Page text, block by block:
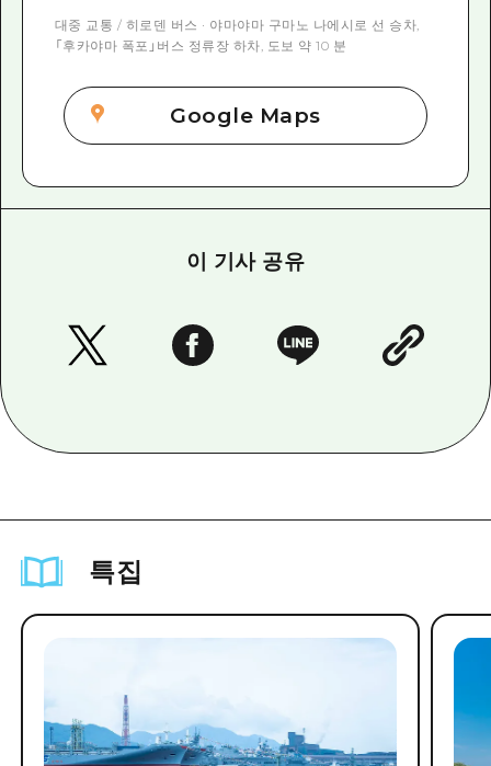
대중 교통 / 히로덴 버스 · 야마야마 구마노 나에시로 선 승차,
「후카야마 폭포」버스 정류장 하차, 도보 약 10 분
Google Maps
이 기사 공유
특집